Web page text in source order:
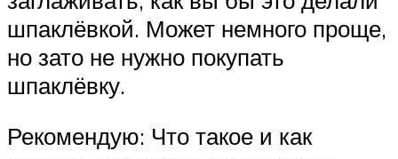
шпаклёвкой. Может немного проще,
но зато не нужно покупать
шпаклёвку.
Рекомендую: Что такое и как